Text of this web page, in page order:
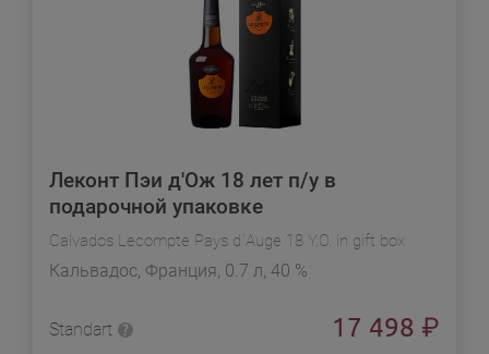
Леконт Пэи д'Ож 18 лет п/у в
подарочной упаковке
Calvados Lecompte Pays d`Auge 18 Y.O. in gift box
Кальвадос, Франция, 0.7 л, 40 %
Standart 17 498 ₽